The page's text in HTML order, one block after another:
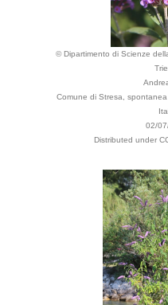
© Dipartimento di Scienze
Comune di Stresa,
02/
Distributed under